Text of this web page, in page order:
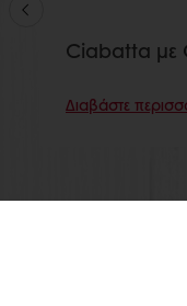
Ciabatta με
Διαβάστε